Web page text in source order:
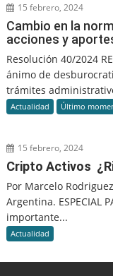
15 febrero, 2024
Cambio en la
acciones y
Resolución 40/2024
ánimo de
trámites
Actualidad Último
15 febrero, 2024
Cripto Activos
Por Marcelo
Argentina. ESPECIAL
importante...
Actualidad